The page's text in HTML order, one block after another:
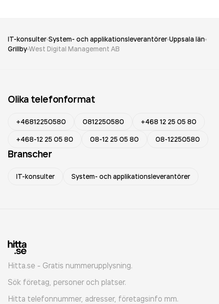
IT-konsulter System- och applikationsleverantörer Uppsala län
Grillby West Digital Management AB
Olika telefonformat
+46812250580 0812250580
+468 12 25 05 80
+468-12 25 05 80
08-12 25 05 80 08-12250580
Branscher
IT-konsulter System- och applikationsleverantörer
Hitta.se - Gratis nummerupplysning.
Sök företag, personer och platser.
Hitta telefonnummer, adresser, företagsinfo mm.